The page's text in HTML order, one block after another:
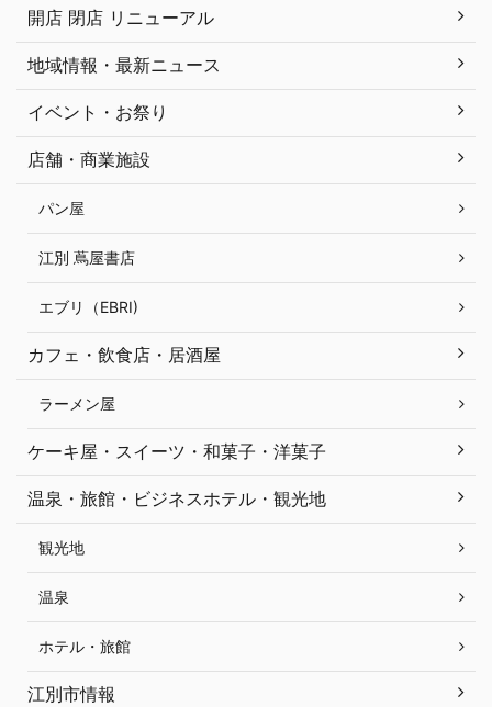
開店 閉店 リニューアル
地域情報・最新ニュース
イベント・お祭り
店舗・商業施設
パン屋
江別 蔦屋書店
エブリ（EBRI)
カフェ・飲食店・居酒屋
ラーメン屋
ケーキ屋・スイーツ・和菓子・洋菓子
温泉・旅館・ビジネスホテル・観光地
観光地
温泉
ホテル・旅館
江別市情報